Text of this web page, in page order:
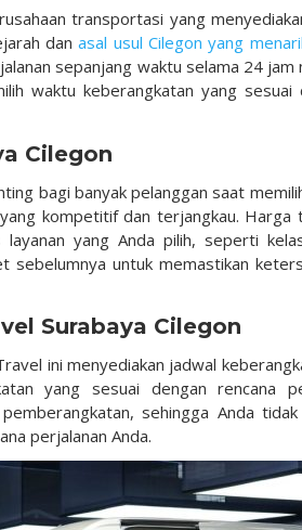
transportasi yang
danasal usul Cilegon yang
sepanjang waktu selama 24 jam
waktu keberangkatan yang
Cilegon
bagi banyak pelanggan saat
kompetitif dan terjangkau. Harga
yang Anda pilih, seperti
sebelumnya untuk memastikan
Surabaya Cilegon
ini menyediakan jadwal
yang sesuai dengan rencana
sehingga Anda
perjalanan Anda.